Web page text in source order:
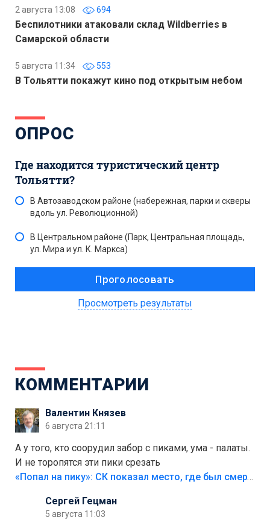
2 августа 13:08 694
Беспилотники атаковали склад Wildberries в
Самарской области
5 августа 11:34 553
В Тольятти покажут кино под открытым небом
ОПРОС
Где находится туристический центр
Тольятти?
В Автозаводском районе (набережная, парки и скверы
вдоль ул. Революционной)
В Центральном районе (Парк, Центральная площадь,
ул. Мира и ул. К. Маркса)
Просмотреть результаты
КОММЕНТАРИИ
Валентин Князев
6 августа 21:11
А у того, кто соорудил забор с пиками, ума - палаты.
И не торопятся эти пики срезать
«Попал на пику»: СК показал место, где был смертельно травмирован ребенок в Тольятти
Сергей Гецман
5 августа 11:03